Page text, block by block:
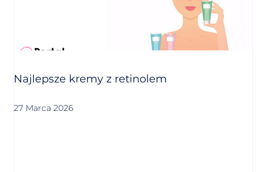
Najlepsze kremy z retinolem
27 Marca 2026